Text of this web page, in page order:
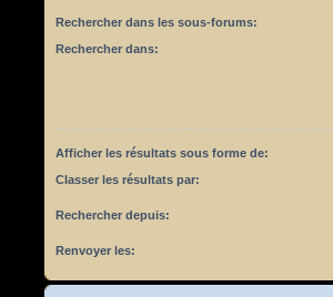
Rechercher dans les sous-forums:
Rechercher dans:
Afficher les résultats sous forme de:
Classer les résultats par:
Rechercher depuis:
Renvoyer les: